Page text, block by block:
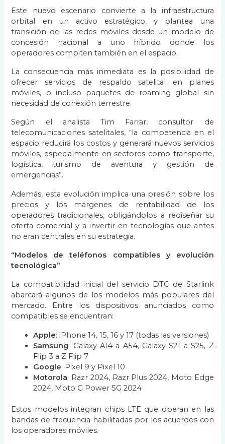
Este nuevo escenario convierte a la infraestructura
orbital en un activo estratégico, y plantea una
transición de las redes móviles desde un modelo de
concesión nacional a uno híbrido donde los
operadores compiten también en el espacio.
La consecuencia más inmediata es la posibilidad de
ofrecer servicios de respaldo satelital en planes
móviles, o incluso paquetes de roaming global sin
necesidad de conexión terrestre.
Según el analista Tim Farrar, consultor de
telecomunicaciones satelitales, “la competencia en el
espacio reducirá los costos y generará nuevos servicios
móviles, especialmente en sectores como transporte,
logística, turismo de aventura y gestión de
emergencias”.
Además, esta evolución implica una presión sobre los
precios y los márgenes de rentabilidad de los
operadores tradicionales, obligándolos a rediseñar su
oferta comercial y a invertir en tecnologías que antes
no eran centrales en su estrategia.
“Modelos de teléfonos compatibles y evolución
tecnológica”
La compatibilidad inicial del servicio DTC de Starlink
abarcará algunos de los modelos más populares del
mercado. Entre los dispositivos anunciados como
compatibles se encuentran:
Apple: iPhone 14, 15, 16 y 17 (todas las versiones)
Samsung: Galaxy A14 a A54, Galaxy S21 a S25, Z
Flip 3 a Z Flip 7
Google: Pixel 9 y Pixel 10
Motorola: Razr 2024, Razr Plus 2024, Moto Edge
2024, Moto G Power 5G 2024
Estos modelos integran chips LTE que operan en las
bandas de frecuencia habilitadas por los acuerdos con
los operadores móviles.